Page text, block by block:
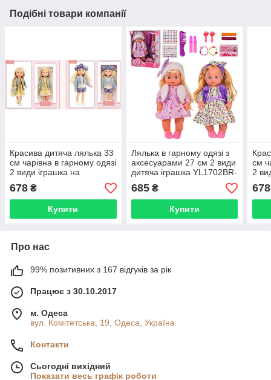
Подібні товари компанії
Красива дитяча лялька 33
см чарівна в гарному одязі
2 види іграшка на
подарунок 91016-A/C
678 ₴
Купити
Лялька в гарному одязі з
аксесуарами 27 см 2 види
дитяча іграшка YL1702BR-
F
685₴
Купити
см
2
678
Про нас
99% позитивних з 167 відгуків за рік
Працює з 30.10.2017
м. Одеса
вул. Комітетська, 19, Одеса, Україна
Контакти
Сьогодні вихідний
Показати весь графік роботи